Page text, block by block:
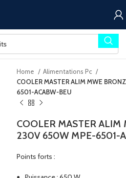
Home
Alimentations Pc
COOLER MASTER ALIM MWE
6501-ACABW-BEU
COOLER MASTER ALIM
230V 650W MPE-6501-
Points forts :